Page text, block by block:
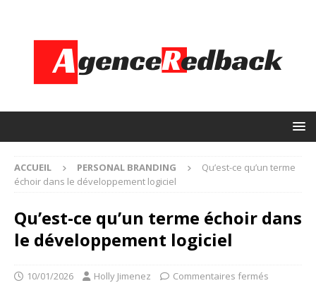
ACCUEIL PERSONAL BRANDING
Qu’est-ce qu’un terme
échoir dans le développement logiciel
Qu’est-ce qu’un terme échoir dans
le développement logiciel
10/01/2026 Holly Jimenez Commentaires fermés